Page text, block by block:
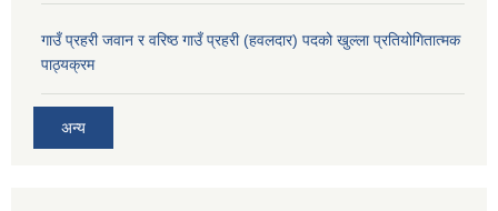
गाउँ प्रहरी जवान र वरिष्ठ गाउँ प्रहरी (हवलदार) पदको खुल्ला प्रतियोगितात्मक
पाठ्‍यक्रम
अन्य